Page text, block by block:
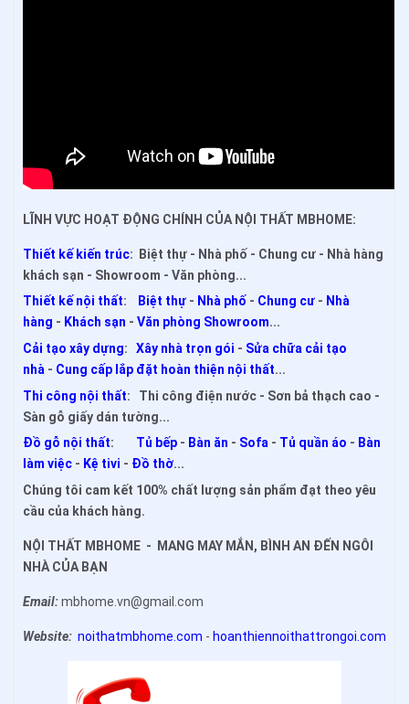
LĨNH VỰC HOẠT ĐỘNG CHÍNH CỦA NỘI THẤT MBHOME:
Thiết kế kiến trúc: Biệt thự - Nhà phố - Chung cư - Nhà hàng
khách sạn - Showroom - Văn phòng...
Thiết kế nội thất: Biệt thự - Nhà phố - Chung cư - Nhà
hàng - Khách sạn - Văn phòng Showroom...
Cải tạo xây dựng: Xây nhà trọn gói - Sửa chữa cải tạo
nhà - Cung cấp lắp đặt hoàn thiện nội thất...
Thi công nội thất: Thi công điện nước - Sơn bả thạch cao -
Sàn gỗ giấy dán tường...
Đồ gỗ nội thất: Tủ bếp - Bàn ăn - Sofa - Tủ quần áo - Bàn
làm việc - Kệ tivi - Đồ thờ...
Chúng tôi cam kết 100% chất lượng sản phẩm đạt theo yêu
cầu của khách hàng.
NỘI THẤT MBHOME - MANG MAY MẮN, BÌNH AN ĐẾN NGÔI
NHÀ CỦA BẠN
Email:mbhome.vn@gmail.com
Website: noithatmbhome.com - hoanthiennoithattrongoi.com